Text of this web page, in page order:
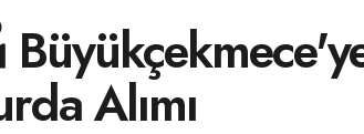
Alımı